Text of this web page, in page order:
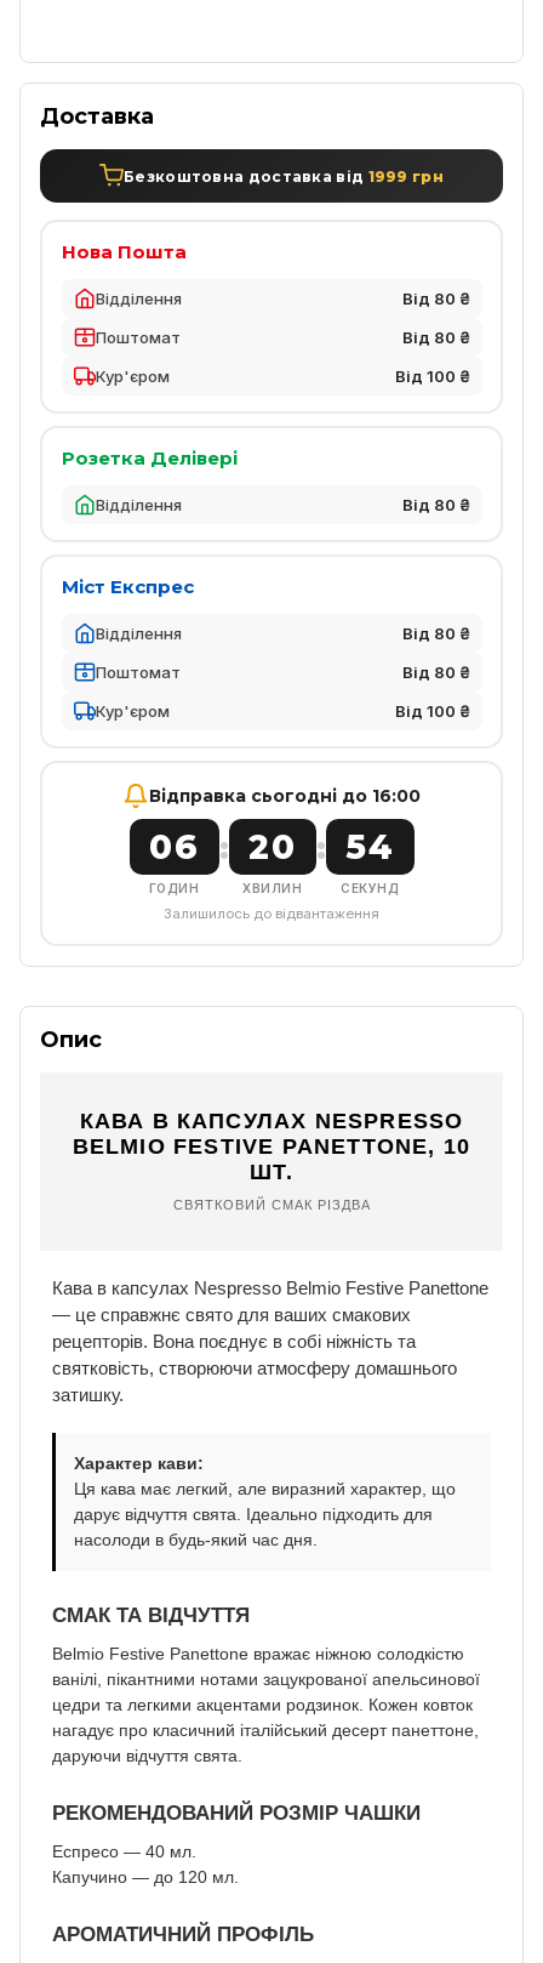
Доставка
Безкоштовна доставка від 1999 грн
Нова Пошта
Відділення
Від 80 ₴
Поштомат
Від 80 ₴
Кур'єром
Від 100 ₴
Розетка Делівері
Відділення Від 80 ₴
Міст Експрес
Відділення
Від 80 ₴
Поштомат
Від 80 ₴
Кур'єром
Від 100 ₴
Відправка сьогодні до 16:00
06
ГОДИН
: 20
ХВИЛИН
: 54
СЕКУНД
Залишилось до відвантаження
Опис
КАВА В КАПСУЛАХ NESPRESSO
BELMIO FESTIVE PANETTONE, 10
ШТ.
СВЯТКОВИЙ СМАК РІЗДВА
Кава в капсулах Nespresso Belmio Festive Panettone
— це справжнє свято для ваших смакових
рецепторів. Вона поєднує в собі ніжність та
святковість, створюючи атмосферу домашнього
затишку.
Характер кави:
Ця кава має легкий, але виразний характер, що
дарує відчуття свята. Ідеально підходить для
насолоди в будь-який час дня.
СМАК ТА ВІДЧУТТЯ
Belmio Festive Panettone вражає ніжною солодкістю
ванілі, пікантними нотами зацукрованої апельсинової
цедри та легкими акцентами родзинок. Кожен ковток
нагадує про класичний італійський десерт панеттоне,
даруючи відчуття свята.
РЕКОМЕНДОВАНИЙ РОЗМІР ЧАШКИ
Еспресо — 40 мл.
Капучино — до 120 мл.
АРОМАТИЧНИЙ ПРОФІЛЬ